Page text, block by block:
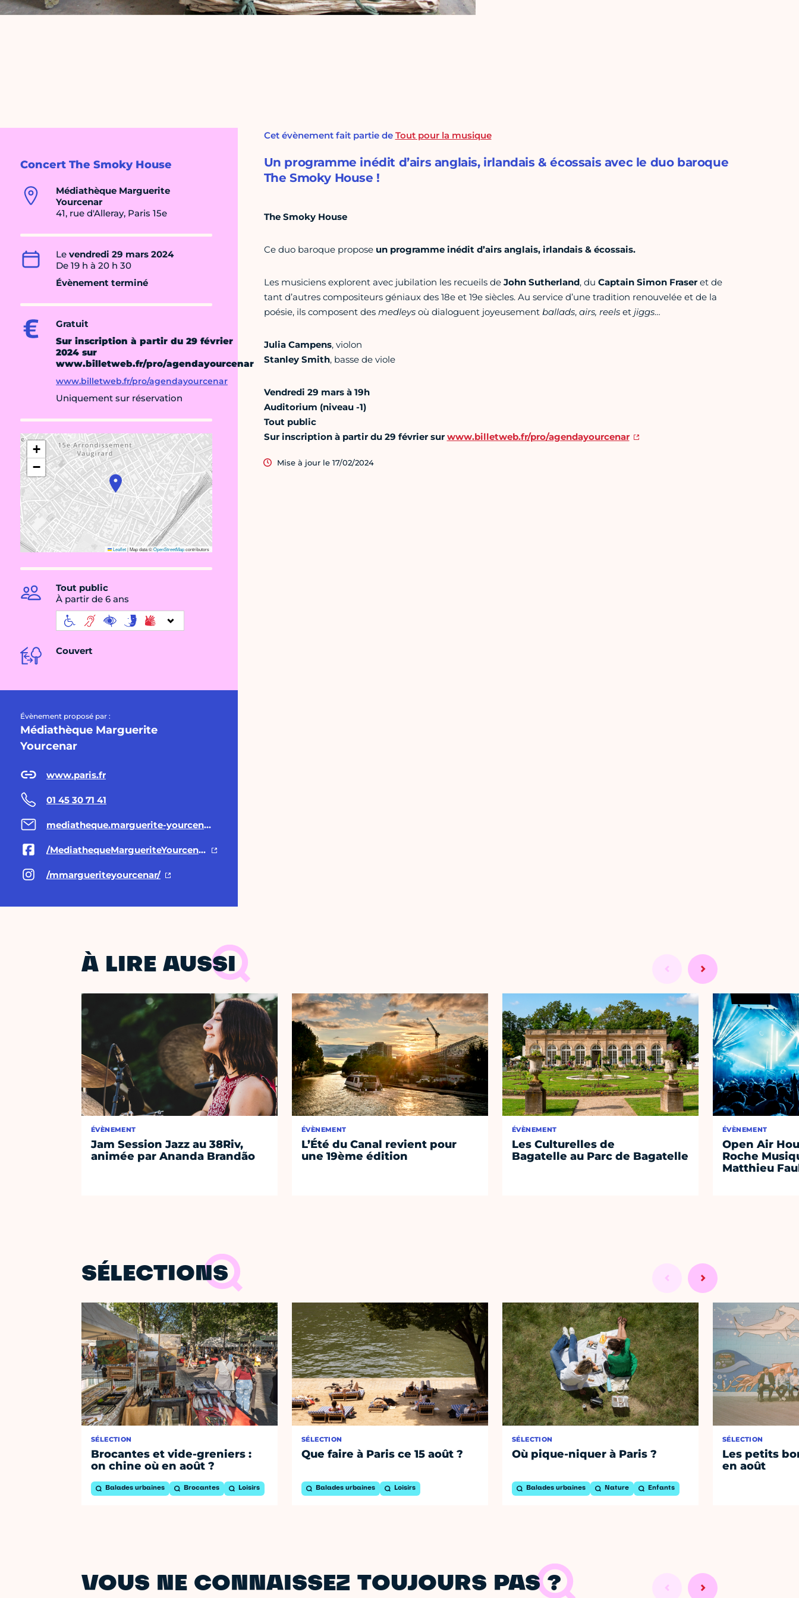
Concert The Smoky House
Médiathèque Marguerite
Yourcenar
41, rue d'Alleray, Paris 15e
Le vendredi 29 mars 2024
De 19 h à 20 h 30
Évènement terminé
Gratuit
Sur inscription à partir du 29 février
2024 sur
www.billetweb.fr/pro/agendayourcenar
www.billetweb.fr/pro/agendayourcenar
Uniquement sur réservation
+
−
Leaflet|Map data ©OpenStreetMapcontributors
Tout public
À partir de 6 ans
Couvert
Évènement proposé par :
Médiathèque Marguerite
Yourcenar
www.paris.fr
01 45 30 71 41
mediatheque.marguerite-yourcenar@paris.fr
/MediathequeMargueriteYourcenar
/mmargueriteyourcenar/
Cet évènement fait partie de Tout pour la musique
Un programme inédit d’airs anglais, irlandais & écossais avec le duo baroque
The Smoky House !
The Smoky House
Ce duo baroque propose un programme inédit d’airs anglais, irlandais & écossais.
Les musiciens explorent avec jubilation les recueils de John Sutherland, du Captain Simon Fraseret de
tant d’autres compositeurs géniaux des 18e et 19e siècles. Au service d’une tradition renouvelée et de la
poésie, ils composent des medleys où dialoguent joyeusement ballads, airs, reelset jiggs…
Julia Campens, violon
Stanley Smith, basse de viole
Vendredi 29 mars à 19h
Auditorium (niveau -1)
Tout public
Sur inscription à partir du 29 févriersurwww.billetweb.fr/pro/agendayourcenar
Mise à jour le 17/02/2024
À LIRE AUSSI
ÉVÈNEMENT
Jam Session Jazz au 38Riv,
animée par Ananda Brandão
ÉVÈNEMENT
L’Été du Canal revient pour
une 19ème édition
ÉVÈNEMENT
Les Culturelles de
Bagatelle au Parc de Bagatelle
ÉVÈNEMENT
Open Air
Roche
Matthieu
SÉLECTIONS
SÉLECTION
Brocantes et vide-greniers :
on chine où en août ?
Balades urbaines Brocantes Loisirs
SÉLECTION
Que faire à Paris ce 15 août ?
Balades urbaines Loisirs
SÉLECTION
Où pique-niquer à Paris ?
Balades urbaines Nature Enfants
SÉLECTION
Les petits
en août
VOUS NE CONNAISSEZ TOUJOURS PAS ?